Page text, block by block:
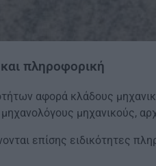
πληροφορική
αφορά κλάδους
μηχανικούς,
επίσης ειδικότητες